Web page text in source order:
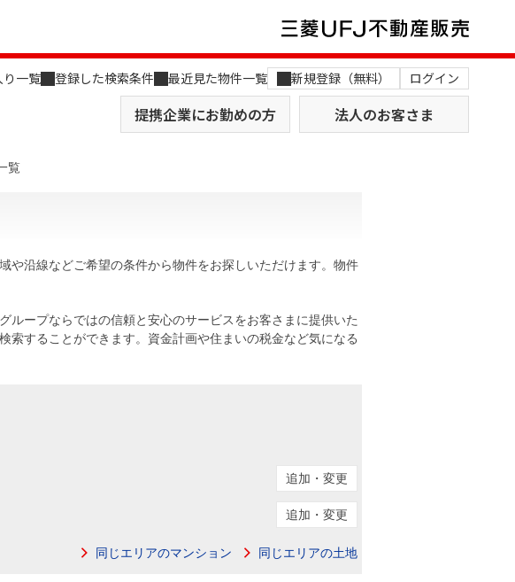
り一覧 登録した検索条件 最近見た物件一覧 新規登録（無料） ログイン
提携企業にお勤めの方 法人のお客さま
土地を探す
住まい1プラス（お役立ちコラム）
AI不動産査定
住まい1プラス（お役立ちコラム）
役員一覧
覧
や沿線などご希望の条件から物件をお探しいただけます。物件
ープならではの信頼と安心のサービスをお客さまに提供いた
索することができます。資金計画や住まいの税金など気になる
追加・変更
追加・変更
同じエリアのマンション 同じエリアの土地